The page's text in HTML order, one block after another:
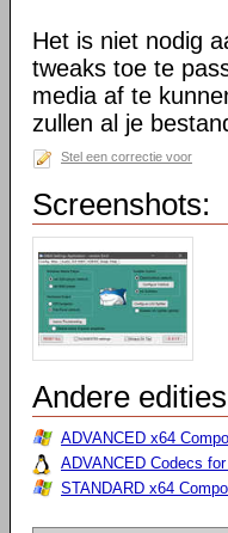
Het is niet nodig
tweaks toe te
media af te
zullen al je
Stel een correctie voor
Screenshots:
Andere
ADVANCED x64
ADVANCED Codecs
STANDARD x64